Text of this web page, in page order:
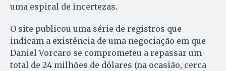
uma espiral de incertezas.
O site publicou uma série de registros que
indicam a existência de uma negociação em que
Daniel Vorcaro se comprometeu a repassar um
total de 24 milhões de dólares (na ocasião, cerca